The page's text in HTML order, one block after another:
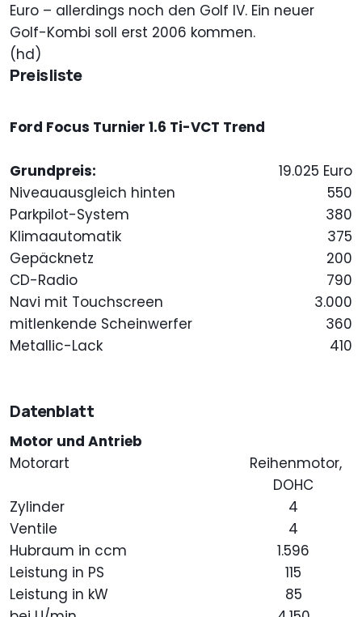
Euro – allerdings noch den Golf IV. Ein neuer
Golf-Kombi soll erst 2006 kommen.
(hd)
Preisliste
Ford Focus Turnier 1.6 Ti-VCT Trend
Grundpreis:
19.025 Euro
Niveauausgleich hinten
550
Parkpilot-System
380
Klimaautomatik
375
Gepäcknetz
200
CD-Radio
790
Navi mit Touchscreen
3.000
mitlenkende Scheinwerfer
360
Metallic-Lack
410
Datenblatt
Motor und Antrieb
Motorart
Reihenmotor,
DOHC
Zylinder
4
Ventile
4
Hubraum in ccm
1.596
Leistung in PS
115
Leistung in kW
85